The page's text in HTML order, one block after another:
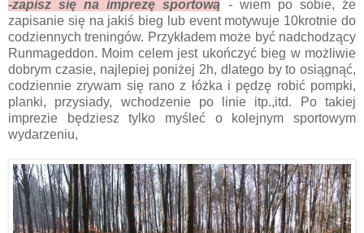
-zapisz się na imprezę sportową - wiem po sobie, że
zapisanie się na jakiś bieg lub event motywuje 10krotnie do
codziennych treningów. Przykładem może być nadchodzący
Runmageddon. Moim celem jest ukończyć bieg w możliwie
dobrym czasie, najlepiej poniżej 2h, dlatego by to osiągnąć,
codziennie zrywam się rano z łóżka i pędzę robić pompki,
planki, przysiady, wchodzenie po linie itp.,itd. Po takiej
imprezie będziesz tylko myśleć o kolejnym sportowym
wydarzeniu,